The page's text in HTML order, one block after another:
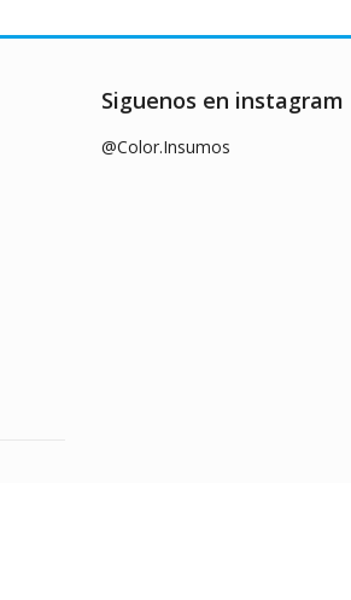
Siguenos en instagram
@Color.Insumos